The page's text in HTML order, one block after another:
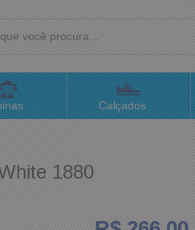
Calçados
1880